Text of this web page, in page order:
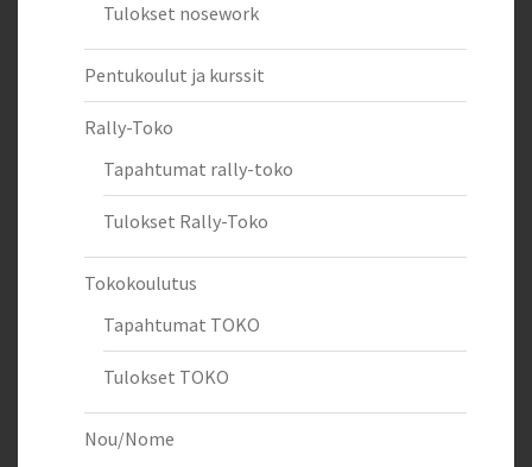
Tulokset nosework
Pentukoulut ja kurssit
Rally-Toko
Tapahtumat rally-toko
Tulokset Rally-Toko
Tokokoulutus
Tapahtumat TOKO
Tulokset TOKO
Nou/Nome